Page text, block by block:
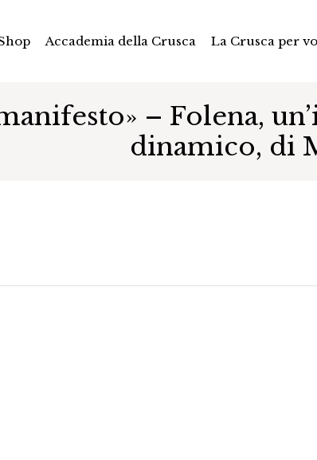
Accademia della Crusca La Crusca per
– Folena,
dinamico, di